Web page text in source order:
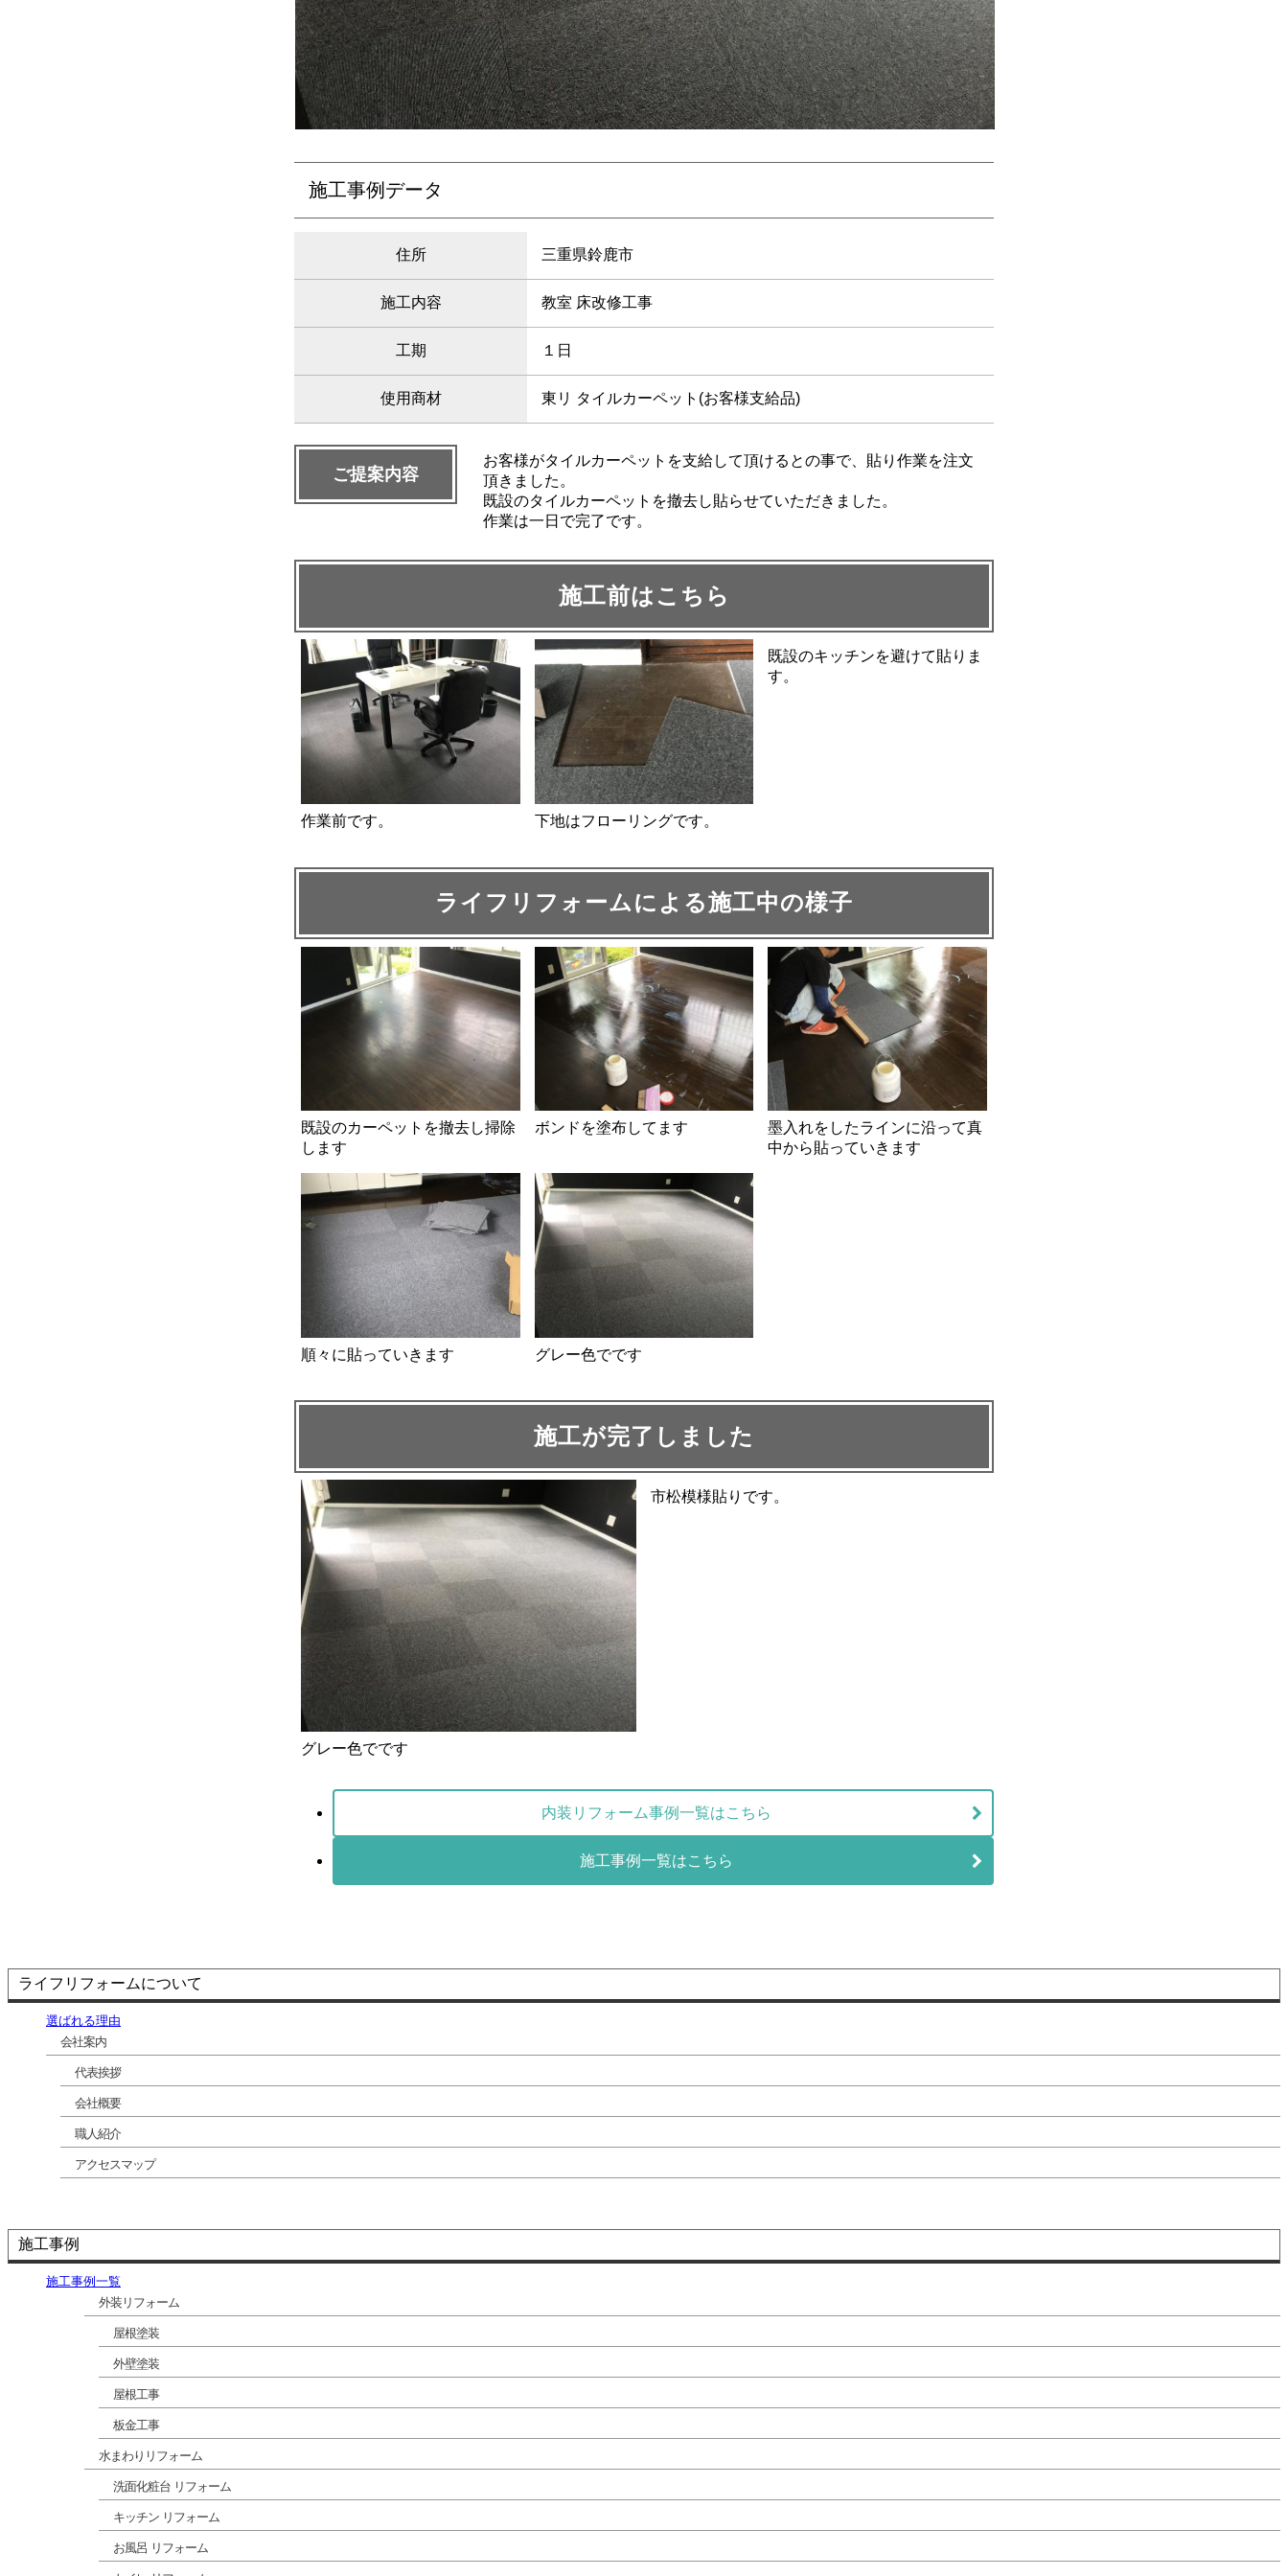
施工事例データ
住所 三重県鈴鹿市
施工内容 教室 床改修工事
工期 １日
使用商材 東リ タイルカーペット(お客様支給品)
ご提案内容
お客様がタイルカーペットを支給して頂けるとの事で、貼り作業を注文
頂きました。
既設のタイルカーペットを撤去し貼らせていただきました。
作業は一日で完了です。
施工前はこちら
作業前です。 下地はフローリングです。
既設のキッチンを避けて貼りま
す。
ライフリフォームによる施工中の様子
既設のカーペットを撤去し掃除
します
ボンドを塗布してます
墨入れをしたラインに沿って真
中から貼っていきます
順々に貼っていきます グレー色でです
施工が完了しました
グレー色でです
市松模様貼りです。
内装リフォーム事例一覧はこちら
施工事例一覧はこちら
ライフリフォームについて
選ばれる理由
会社案内
代表挨拶
会社概要
職人紹介
アクセスマップ
施工事例
施工事例一覧
外装リフォーム
屋根塗装
外壁塗装
屋根工事
板金工事
水まわりリフォーム
洗面化粧台 リフォーム
キッチン リフォーム
お風呂 リフォーム